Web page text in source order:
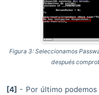
Figura 3: Seleccionamos
después
[4] - Por último